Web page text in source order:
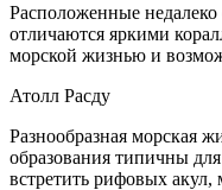
Расположенные
отличаются яркими
морской жизнью и
Атолл Расду
Разнообразная морская
образования типичны
встретить рифовых акул,